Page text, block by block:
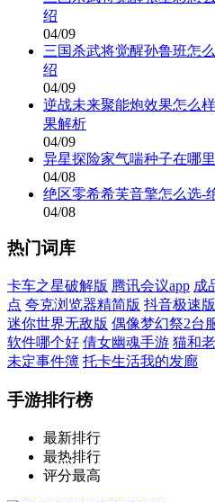
绍
04/09
三国杀武将觉醒孙鲁班怎
绍
04/09
逆战未来聚能炮效果怎么
果解析
04/09
异星探险家气喘种子在哪
04/08
绝区零希希芙音擎怎么选-
04/08
热门词库
卡车之星破解版 腾讯会议app 成
点 夸克浏览器精简版 抖音极速版
迷你世界无敌版 偶像梦幻祭2台
软件哪个好 倩女幽魂手游 猫和
未定事件簿 托卡生活我的发廊
手游排行榜
最新排行
最热排行
评分最高